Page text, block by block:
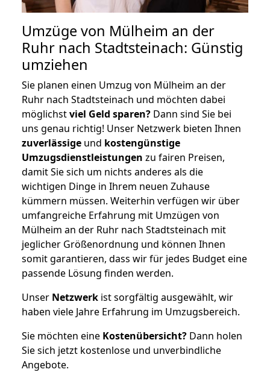
Umzüge von Mülheim an der
Ruhr nach Stadtsteinach: Günstig
umziehen
Sie planen einen Umzug von Mülheim an der
Ruhr nach Stadtsteinach und möchten dabei
möglichstviel Geld sparen? Dann sind Sie bei
uns genau richtig! Unser Netzwerk bieten Ihnen
zuverlässige und kostengünstige
Umzugsdienstleistungen zu fairen Preisen,
damit Sie sich um nichts anderes als die
wichtigen Dinge in Ihrem neuen Zuhause
kümmern müssen. Weiterhin verfügen wir über
umfangreiche Erfahrung mit Umzügen von
Mülheim an der Ruhr nach Stadtsteinach mit
jeglicher Größenordnung und können Ihnen
somit garantieren, dass wir für jedes Budget eine
passende Lösung finden werden.
Unser Netzwerk ist sorgfältig ausgewählt, wir
haben viele Jahre Erfahrung im Umzugsbereich.
Sie möchten eine Kostenübersicht? Dann holen
Sie sich jetzt kostenlose und unverbindliche
Angebote.